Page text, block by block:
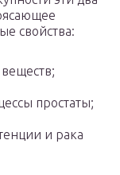
свойства:
простаты;
и рака